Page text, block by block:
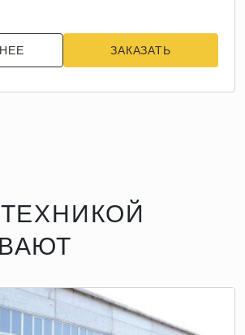
ЗАКАЗАТЬ